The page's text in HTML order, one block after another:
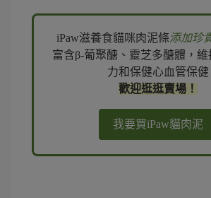
iPaw滋養食貓咪肉泥條添加珍
富含β-葡聚醣、靈芝多醣體，
力和保健心血管保健
歡迎逛逛賣場！
我要買iPaw貓肉泥